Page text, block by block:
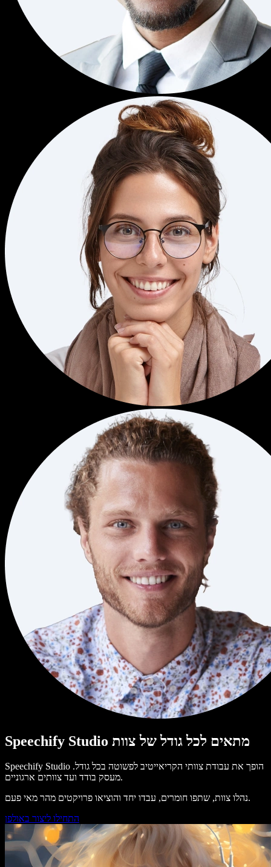
Speechify Studio מתאים לכל גודל של צוות
Speechify Studio הופך את עבודת צוותי הקריאייטיב לפשוטה בכל גודל.
מעסק בודד ועד צוותים ארגוניים.
נהלו צוות, שתפו חומרים, עבדו יחד והוציאו פרויקטים מהר מאי פעם.
התחילו ליצור באולפן